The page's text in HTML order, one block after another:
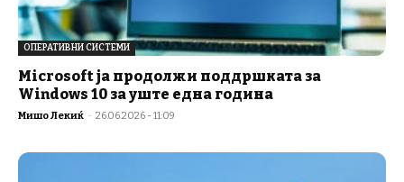
ОПЕРАТИВНИ СИСТЕМИ
Microsoft ја продолжи поддршката за
Windows 10 за уште една година
Мишо Лекиќ - 26.06.2026 - 11:09